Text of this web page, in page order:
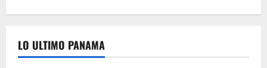
LO ULTIMO PANAMA